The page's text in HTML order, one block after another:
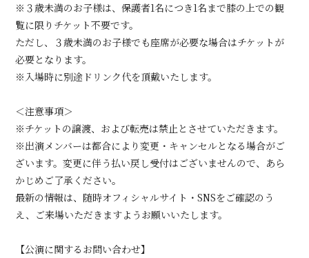
※３歳未満のお子様は、保護者1名につき1名まで膝の上での観
覧に限りチケット不要です。
ただし、３歳未満のお子様でも座席が必要な場合はチケットが
必要となります。
※入場時に別途ドリンク代を頂戴いたします。
＜注意事項＞
※チケットの譲渡、および転売は禁止とさせていただきます。
※出演メンバーは都合により変更・キャンセルとなる場合がご
ざいます。変更に伴う払い戻し受付はございませんので、あら
かじめご了承ください。
最新の情報は、随時オフィシャルサイト・SNSをご確認のう
え、ご来場いただきますようお願いいたします。
【公演に関するお問い合わせ】